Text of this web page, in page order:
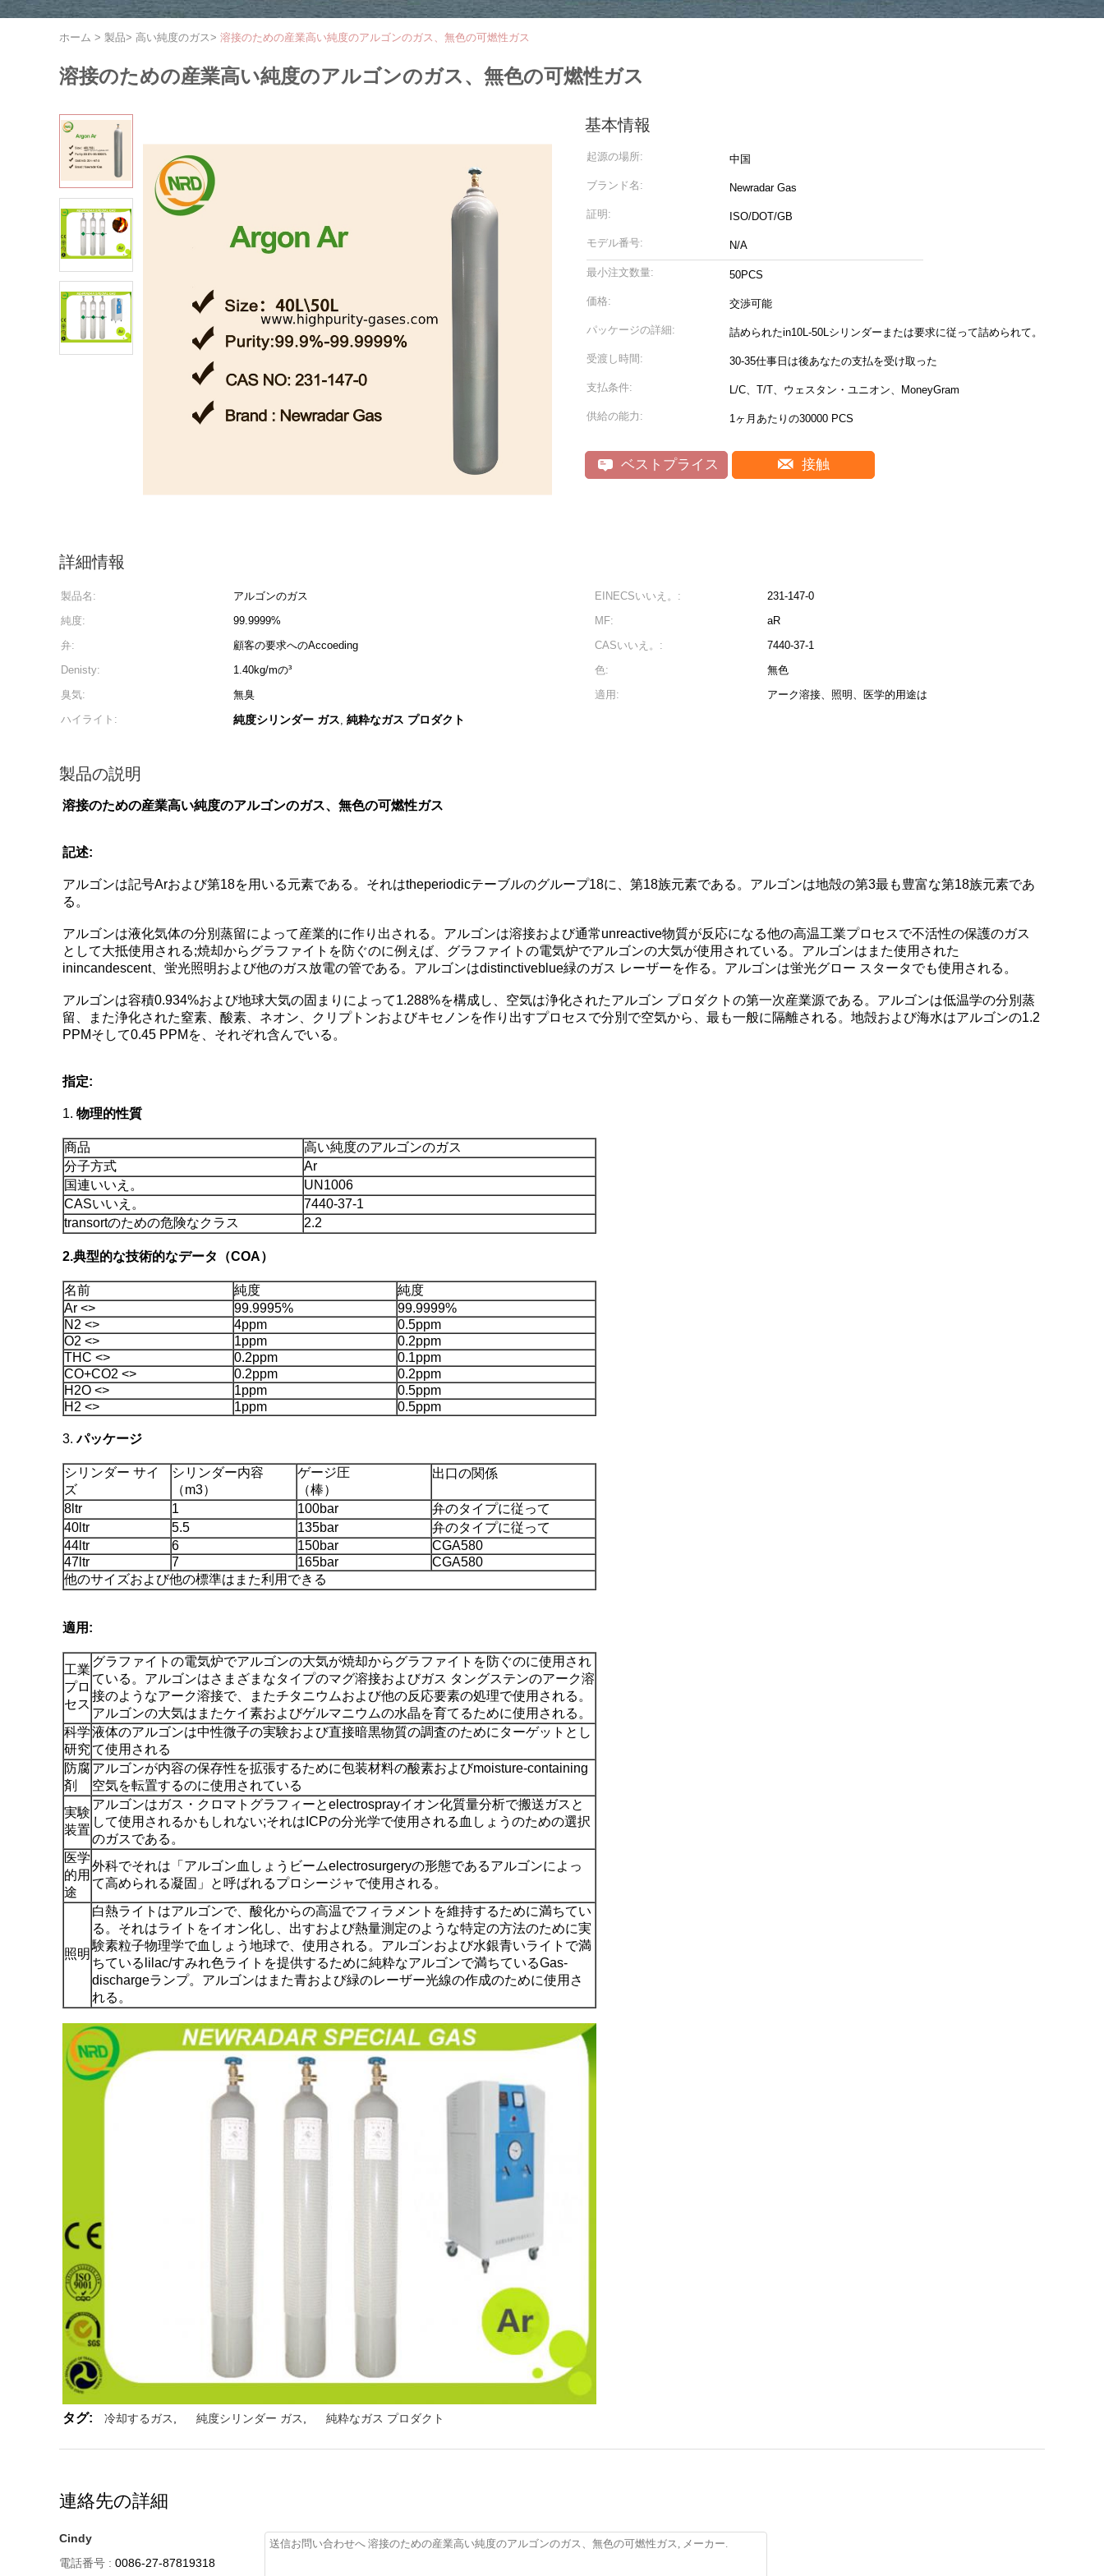
ホーム > 製品> 高い純度のガス> 溶接のための産業高い純度のアルゴンのガス、無色の可燃性ガス
溶接のための産業高い純度のアルゴンのガス、無色の可燃性ガス
基本情報
起源の場所: 中国
ブランド名: Newradar Gas
証明: ISO/DOT/GB
モデル番号: N/A
最小注文数量: 50PCS
価格: 交渉可能
パッケージの詳細: 詰められたin10L-50Lシリンダーまたは要求に従って詰められて。
受渡し時間: 30-35仕事日は後あなたの支払を受け取った
支払条件: L/C、T/T、ウェスタン・ユニオン、MoneyGram
供給の能力: 1ヶ月あたりの30000 PCS
ベストプライス 接触
詳細情報
製品名: アルゴンのガス EINECSいいえ。:
231-147-0
純度:
99.9999% MF:
aR
弁:
顧客の要求へのAccoeding CASいいえ。:
7440-37-1
Denisty:
1.40kg/mの³ 色:
無色
臭気:
無臭 適用:
アーク溶接、照明、医学的用途は
ハイライト:
純度シリンダー ガス, 純粋なガス プロダクト
製品の説明
溶接のための産業高い純度のアルゴンのガス、無色の可燃性ガス
記述:
アルゴンは記号Arおよび第18を用いる元素である。それはtheperiodicテーブルのグループ18に、第18族元素である。アルゴンは地殻の第3最も豊富な第18族元素であ
る。
アルゴンは液化気体の分別蒸留によって産業的に作り出される。アルゴンは溶接および通常unreactive物質が反応になる他の高温工業プロセスで不活性の保護のガス
として大抵使用される;焼却からグラファイトを防ぐのに例えば、グラファイトの電気炉でアルゴンの大気が使用されている。アルゴンはまた使用された
inincandescent、蛍光照明および他のガス放電の管である。アルゴンはdistinctiveblue緑のガス レーザーを作る。アルゴンは蛍光グロー スタータでも使用される。
アルゴンは容積0.934%および地球大気の固まりによって1.288%を構成し、空気は浄化されたアルゴン プロダクトの第一次産業源である。アルゴンは低温学の分別蒸
留、また浄化された窒素、酸素、ネオン、クリプトンおよびキセノンを作り出すプロセスで分別で空気から、最も一般に隔離される。地殻および海水はアルゴンの1.2
PPMそして0.45 PPMを、それぞれ含んでいる。
指定:
1. 物理的性質
商品
高い純度のアルゴンのガス
分子方式
Ar
国連いいえ。
UN1006
CASいいえ。
7440-37-1
transortのための危険なクラス
2.2
2.典型的な技術的なデータ（COA）
名前 純度
純度
Ar <>
99.9995%
99.9999%
N2 <>
4ppm
0.5ppm
O2 <>
1ppm
0.2ppm
THC <>
0.2ppm
0.1ppm
CO+CO2 <>
0.2ppm
0.2ppm
H2O <>
1ppm
0.5ppm
H2 <>
1ppm 0.5ppm
3.パッケージ
シリンダー サイ
ズ
シリンダー内容
（m3）
ゲージ圧
（棒）
出口の関係
8ltr 1 100bar
弁のタイプに従って
40ltr
5.5 135bar
弁のタイプに従って
44ltr
6 150bar
CGA580
47ltr
7 165bar
CGA580
他のサイズおよび他の標準はまた利用できる
適用:
工業
プロ
セス
グラファイトの電気炉でアルゴンの大気が焼却からグラファイトを防ぐのに使用され
ている。アルゴンはさまざまなタイプのマグ溶接およびガス タングステンのアーク溶
接のようなアーク溶接で、またチタニウムおよび他の反応要素の処理で使用される。
アルゴンの大気はまたケイ素およびゲルマニウムの水晶を育てるために使用される。
科学
研究
液体のアルゴンは中性微子の実験および直接暗黒物質の調査のためにターゲットとし
て使用される
防腐
剤
アルゴンが内容の保存性を拡張するために包装材料の酸素およびmoisture-containing
空気を転置するのに使用されている
実験
装置
アルゴンはガス・クロマトグラフィーとelectrosprayイオン化質量分析で搬送ガスと
して使用されるかもしれない;それはICPの分光学で使用される血しょうのための選択
のガスである。
医学
的用
途
外科でそれは「アルゴン血しょうビームelectrosurgeryの形態であるアルゴンによっ
て高められる凝固」と呼ばれるプロシージャで使用される。
照明
白熱ライトはアルゴンで、酸化からの高温でフィラメントを維持するために満ちてい
る。それはライトをイオン化し、出すおよび熱量測定のような特定の方法のために実
験素粒子物理学で血しょう地球で、使用される。アルゴンおよび水銀青いライトで満
ちているlilac/すみれ色ライトを提供するために純粋なアルゴンで満ちているGas-
dischargeランプ。アルゴンはまた青および緑のレーザー光線の作成のために使用さ
れる。
タグ: 冷却するガス 純度シリンダー ガス 純粋なガス プロダクト
連絡先の詳細
Cindy
電話番号 : 0086-27-87819318